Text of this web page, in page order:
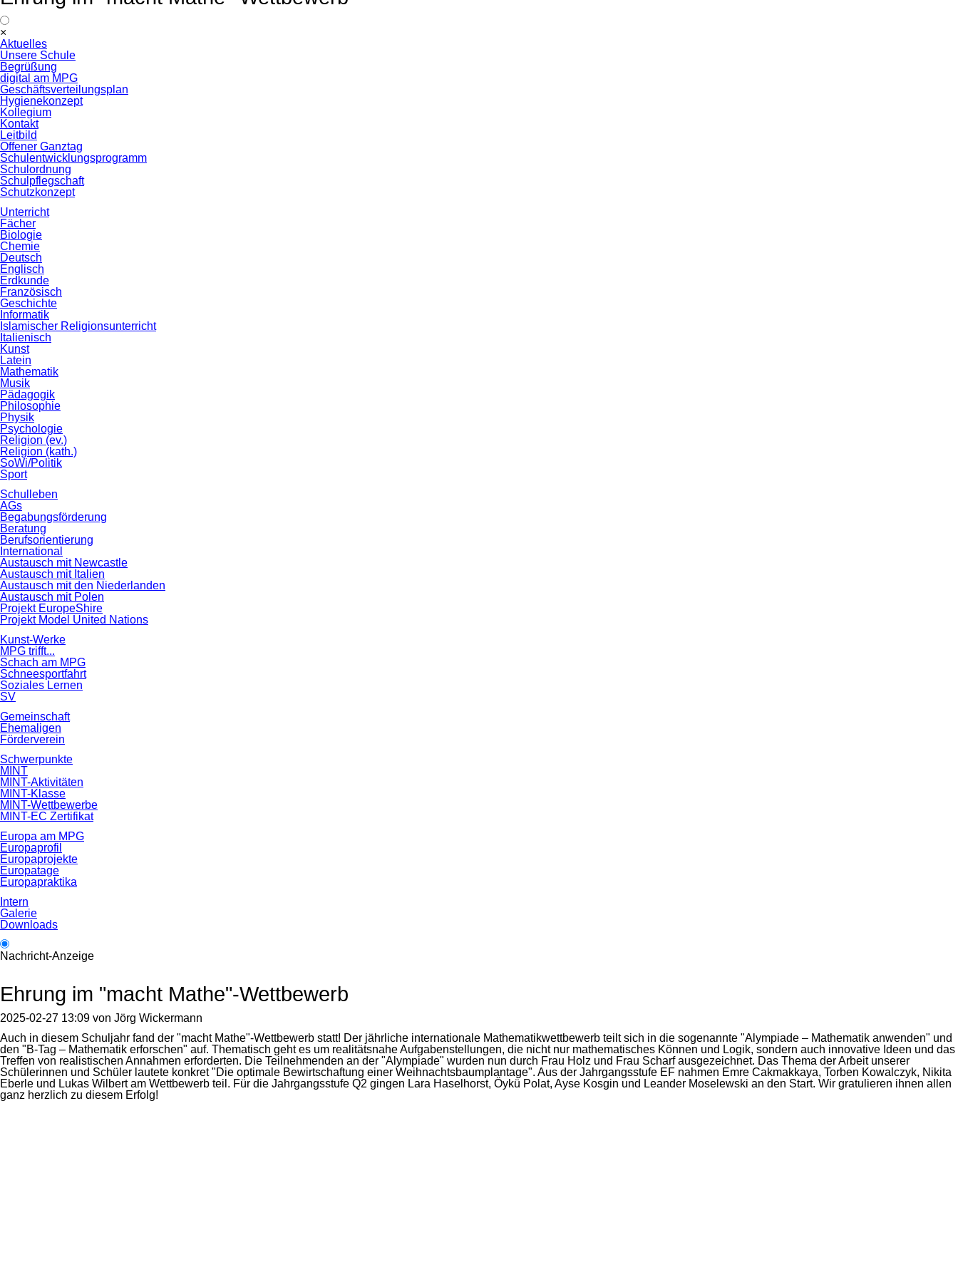
×
überspringen
Aktuelles
Unsere Schule
Begrüßung
digital am MPG
Geschäftsverteilungsplan
Hygienekonzept
Kollegium
Kontakt
Leitbild
Offener Ganztag
Schulentwicklungsprogramm
Schulordnung
Schulpflegschaft
Schutzkonzept
Unterricht
Fächer
Biologie
Chemie
Deutsch
Englisch
Erdkunde
Französisch
Geschichte
Informatik
Islamischer Religionsunterricht
Italienisch
Kunst
Latein
Mathematik
Musik
Pädagogik
Philosophie
Physik
Psychologie
Religion (ev.)
Religion (kath.)
SoWi/Politik
Sport
Schulleben
AGs
Begabungsförderung
Beratung
Berufsorientierung
International
Austausch mit Newcastle
Austausch mit Italien
Austausch mit den Niederlanden
Austausch mit Polen
Projekt EuropeShire
Projekt Model United Nations
Kunst-Werke
MPG trifft...
Schach am MPG
Schneesportfahrt
Soziales Lernen
SV
Gemeinschaft
Ehemaligen
Förderverein
Schwerpunkte
MINT
MINT-Aktivitäten
MINT-Klasse
MINT-Wettbewerbe
MINT-EC Zertifikat
Europa am MPG
Europaprofil
Europaprojekte
Europatage
Europapraktika
Intern
Galerie
Downloads
Nachricht-Anzeige
Ehrung im "macht Mathe"-Wettbewerb
2025-02-27 13:09 von Jörg Wickermann
Auch in diesem Schuljahr fand der "macht Mathe"-Wettbewerb statt! Der jährliche internationale Mathematikwettbewerb teilt sich in die sogenannte "Alympiade – Mathematik anwenden" und
den "B-Tag – Mathematik erforschen" auf. Thematisch geht es um realitätsnahe Aufgabenstellungen, die nicht nur mathematisches Können und Logik, sondern auch innovative Ideen und das
Treffen von realistischen Annahmen erforderten. Die Teilnehmenden an der "Alympiade" wurden nun durch Frau Holz und Frau Scharf ausgezeichnet. Das Thema der Arbeit unserer
Schülerinnen und Schüler lautete konkret "Die optimale Bewirtschaftung einer Weihnachtsbaumplantage". Aus der Jahrgangsstufe EF nahmen Emre Cakmakkaya, Torben Kowalczyk, Nikita
Eberle und Lukas Wilbert am Wettbewerb teil. Für die Jahrgangsstufe Q2 gingen Lara Haselhorst, Öykü Polat, Ayse Kosgin und Leander Moselewski an den Start. Wir gratulieren ihnen allen
ganz herzlich zu diesem Erfolg!